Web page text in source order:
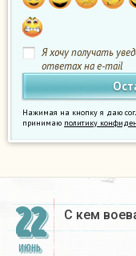
Я хочу получать
ответах на e-mail
Нажимая на кнопку я даю
принимаю политику
22
ИЮНЬ
С кем